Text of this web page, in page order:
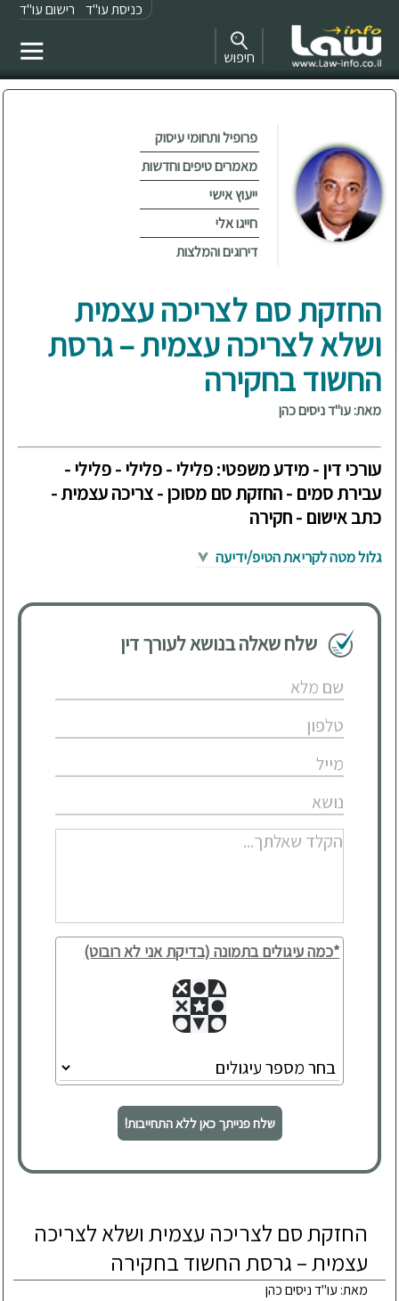
כניסת עו"ד רישום עו"ד
חיפוש
פרופיל ותחומי עיסוק
מאמרים טיפים וחדשות
ייעוץ אישי
חייגו אלי
דירוגים והמלצות
החזקת סם לצריכה עצמית
ושלא לצריכה עצמית – גרסת
החשוד בחקירה
מאת: עו"ד ניסים כהן
עורכי דין - מידע משפטי: פלילי - פלילי - פלילי -
עבירת סמים - החזקת סם מסוכן - צריכה עצמית -
כתב אישום - חקירה
גלול מטה לקריאת הטיפ/ידיעה
שלח שאלה בנושא לעורך דין
*כמה עיגולים בתמונה (בדיקת אני לא רובוט)
שלח פנייתך כאן ללא התחייבות!
החזקת סם לצריכה עצמית ושלא לצריכה
עצמית – גרסת החשוד בחקירה
מאת: עו"ד ניסים כהן